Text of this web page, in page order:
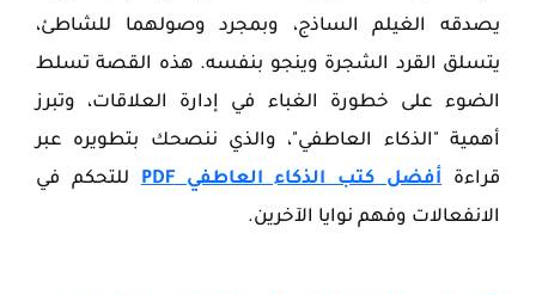
يصدقه الغيلم الساذج، وبمجرد وصولهما للشاطئ،
يتسلق القرد الشجرة وينجو بنفسه. هذه القصة تسلط
الضوء على خطورة الغباء في إدارة العلاقات، وتبرز
أهمية "الذكاء العاطفي"، والذي ننصحك بتطويره عبر
قراءةأفضل كتب الذكاء العاطفي PDF
للتحكم في
الانفعالات وفهم نوايا الآخرين.